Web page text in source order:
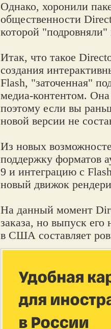
Однако, хоронили
общественности
которой
Итак, что такое
создания
Flash, "заточенная"
медиа-контентом.
поэтому если вы
новой версии не
Из новых
поддержку форматов
9 и интеграцию с
новый движок
На данный момент
заказа, но выпуск
в США составляет